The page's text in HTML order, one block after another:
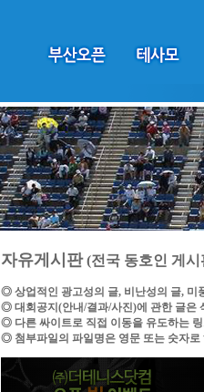
자유게시판(전국 동호인 게시
◎ 상업적인 광고성의 글, 비난성의 글, 미
◎ 대회공지(안내/결과/사진)에 관한 글은
◎ 다른 싸이트로 직접 이동을 유도하는
◎ 첨부파일의 파일명은 영문 또는 숫자로